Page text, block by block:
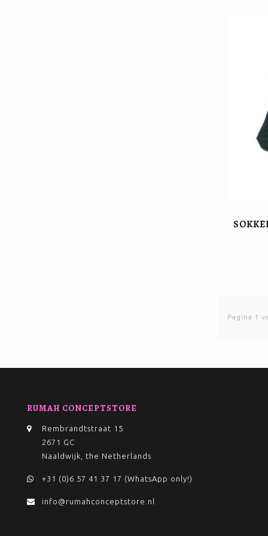
Pagina 1
RUMAH CONCEPTSTORE
Rembrandtstraat 15
2671 GC
Naaldwijk, the Netherlands
+31 (0)6 57 41 37 17 (WhatsApp only!)
info@rumahconceptstore.nl